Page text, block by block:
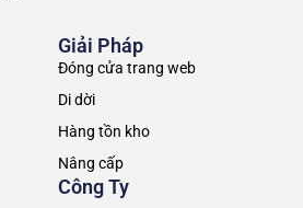
Giải Pháp
Đóng cửa trang web
Di dời
Hàng tồn kho
Nâng cấp
Công Ty